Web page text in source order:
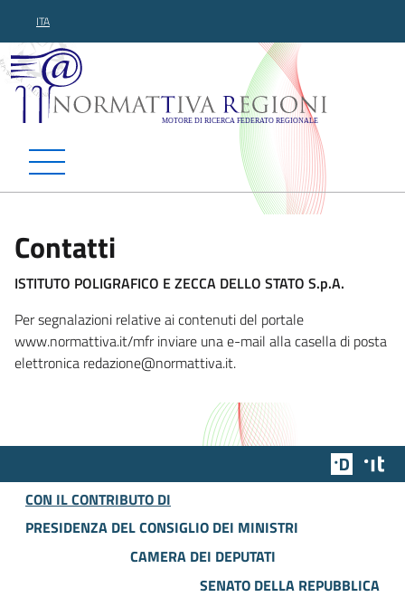
ITA
Normattiva Regioni -
Contatti
ISTITUTO POLIGRAFICO E ZECCA DELLO STATO S.p.A.
Per segnalazioni relative ai contenuti del portale
www.normattiva.it/mfr inviare una e-mail alla casella di posta
elettronica redazione@normattiva.it.
Team
CON IL CONTRIBUTO DI
PRESIDENZA DEL CONSIGLIO DEI MINISTRI
CAMERA DEI DEPUTATI
SENATO DELLA REPUBBLICA